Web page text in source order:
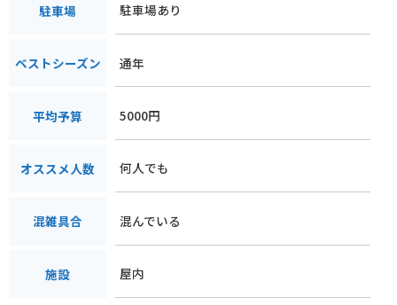
駐車場 駐車場あり
ベストシーズン 通年
平均予算 5000円
オススメ人数 何人でも
混雑具合 混んでいる
施設 屋内